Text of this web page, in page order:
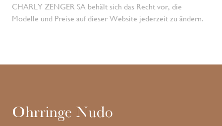
CHARLY ZENGER SA behält sich das Recht vor, die
Modelle und Preise auf dieser Website jederzeit zu ändern.
Ohrringe Nudo